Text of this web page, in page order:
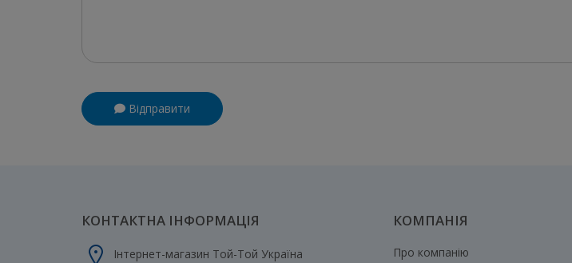
Відправити
КОНТАКТНА ІНФОРМАЦІЯ
Інтернет-магазин Той-Той Україна
КОМПАНІЯ
Про компанію